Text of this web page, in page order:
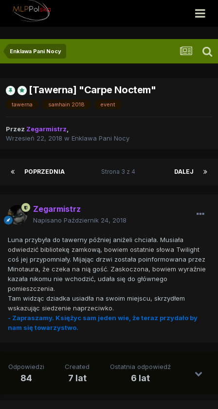
Enklawa Pani Nocy
[Tawerna] "Carpe Noctem"
tawerna samhain 2018 event
Przez Zegarmistrz,
Wrzesień 22, 2018 w Enklawa Pani Nocy
POPRZEDNIA DALEJ
Strona 3 z 4
Zegarmistrz
Napisano Październik 24, 2018
Luna przybyła do tawerny później aniżeli chciała. Musiała
odwiedzić bibliotekę zamkową, bowiem ostatnie słowa Twilight
coś jej przypomniały. Mijając drzwi została poinformowana przez
Minotaura, że czeka na nią gość. Zaskoczona, bowiem wyraźnie
kazała nikomu nie wchodzić, udała się do głównego
pomieszczenia.
Tam widząc dziadka usiadła na swoim miejscu, skrzydłem
wskazując siedzenie naprzeciwko.
- Zapraszamy. Księżyc sam jeden wie, że teraz przydało by
nam się towarzystwo.
Odpowiedzi
84
Created
7 lat
Ostatnia odpowiedź
6 lat